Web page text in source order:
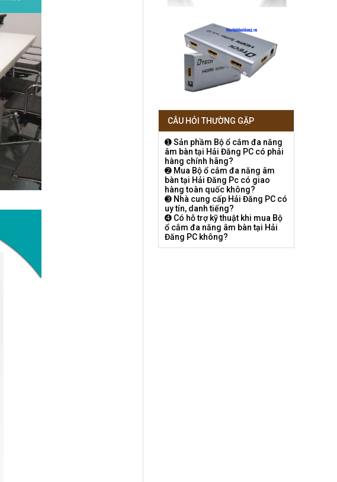
CÂU HỎI THƯỜNG GẶP
➊ Sản phầm Bộ ổ cắm đa năng
âm bàn tại Hải Đăng PC có phải
hàng chính hãng?
➋ Mua Bộ ổ cắm đa năng âm
bàn tại Hải Đăng Pc có giao
hàng toàn quốc không?
➌ Nhà cung cấp Hải Đăng PC có
uy tín, danh tiếng?
➍ Có hỗ trợ kỹ thuật khi mua Bộ
ổ cắm đa năng âm bàn tại Hải
Đăng PC không?